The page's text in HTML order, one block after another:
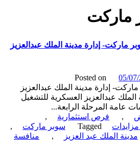
إدارة مدينة الملك عبدالعزيز
Posted on
مدينة الملك عبدالعزيز
عبدالعزيز العسكرية للتشغيل
المرحلة الرابعة...
, فرص استثمارية
,
Tagged سوبر ماركت
,
الملك عبد العزيز ,
منافسة